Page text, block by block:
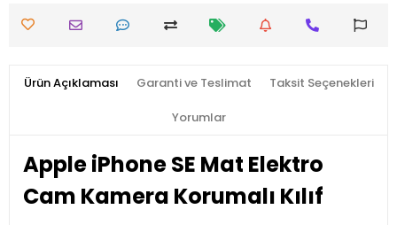
Ürün Açıklaması Garanti ve Teslimat Taksit Seçenekleri
Yorumlar
Apple iPhone SE Mat Elektro
Cam Kamera Korumalı Kılıf